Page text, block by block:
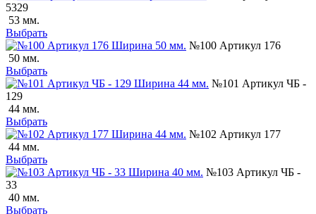
5329
53 мм.
Выбрать
№100 Артикул 176
50 мм.
Выбрать
№101 Артикул ЧБ -
129
44 мм.
Выбрать
№102 Артикул 177
44 мм.
Выбрать
№103 Артикул ЧБ -
33
40 мм.
Выбрать